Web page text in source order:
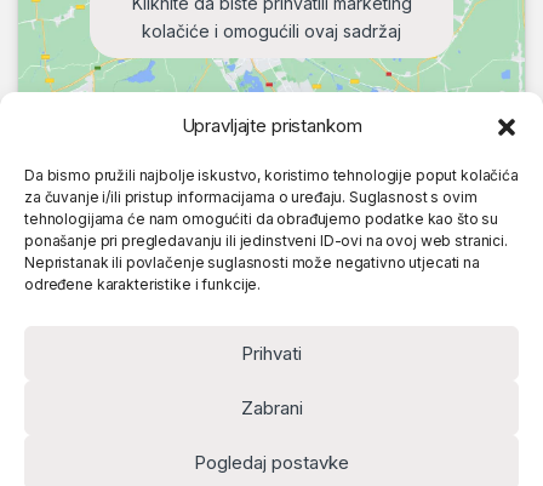
Upravljajte pristankom
Da bismo pružili najbolje iskustvo, koristimo tehnologije poput kolačića
za čuvanje i/ili pristup informacijama o uređaju. Suglasnost s ovim
tehnologijama će nam omogućiti da obrađujemo podatke kao što su
ponašanje pri pregledavanju ili jedinstveni ID-ovi na ovoj web stranici.
Nepristanak ili povlačenje suglasnosti može negativno utjecati na
određene karakteristike i funkcije.
Prihvati
Zabrani
Pogledaj postavke
kolačiće i omogućili ovaj sadržaj